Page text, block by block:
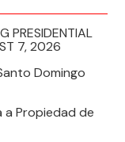
PRESIDENTIAL
7, 2026
Domingo
Propiedad de